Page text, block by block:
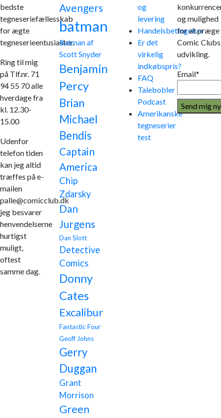
bedste
tegneseriefællesskab
for ægte
tegneserieentusiaster.
Ring til mig
på Tlf.nr. 71
94 55 70 alle
hverdage fra
kl. 12.30-
15.00
Udenfor
telefon tiden
kan jeg altid
træffes på e-
mailen
palle@comicclub.dk
jeg besvarer
henvendelserne
hurtigst
muligt,
oftest
samme dag.
Avengers
batman
Batman af
Scott Snyder
Benjamin
Percy
Brian
Michael
Bendis
Captain
America
Chip
Zdarsky
Dan
Jurgens
Dan Slott
Detective
Comics
Donny
Cates
Excalibur
Fantastic Four
Geoff Johns
Gerry
Duggan
Grant
Morrison
Green
og
levering
Handelsbetingelser
Er det
virkelig
indkøbspris?
FAQ
Talebobler
Podcast
Amerikanske
tegneserier
test
og mulighed
for at præge
Comic Clubs
udvikling.
Email*